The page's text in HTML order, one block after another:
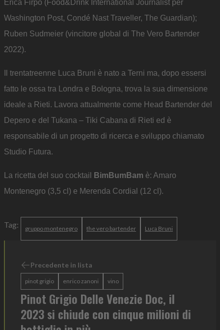
Erica Firpo (Food&Drink International Journalist per
Washington Post, Condé Nast Traveller, The Guardian);
Ruben Sudmeier (vincitore global di The Vero Bartender
2022).
Il trentatreenne Luca Bruni è nato a Terni ma, dopo essersi
fatto le ossa tra Londra e Bologna, trova la sua dimensione
ideale a Rieti. Lavora attualmente come Head Bartender del
Depero e del Tukana – Tiki Cabana di Rieti ed è
responsabile di un progetto di ricerca e sviluppo chiamato
Studio Futura.
La ricetta del suo cocktail BimBumBam è: Amaro
Montenegro (3,5 cl) e Merenda Cordial (12 cl).
Tag: gruppo montenegro the vero bartender Luca Bruni
Precedente in lista
pinot grigio enrico zanoni vino
Pinot Grigio Delle Venezie Doc, il
2023 si chiude con cinque milioni di